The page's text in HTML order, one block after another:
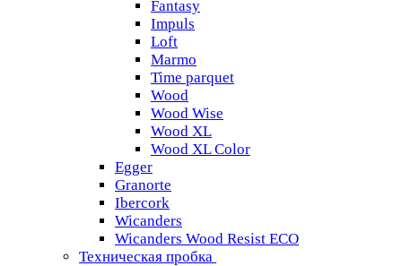
Fantasy
Impuls
Loft
Marmo
Time parquet
Wood
Wood Wise
Wood XL
Wood XL Color
Egger
Granorte
Ibercork
Wicanders
Wicanders Wood Resist ECO
Техническая пробка